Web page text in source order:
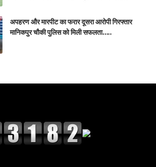
अपहरण और मारपीट का फरार दूसरा आरोपी गिरफ्तार
मानिकपुर चौकी पुलिस को मिली सफलता…..